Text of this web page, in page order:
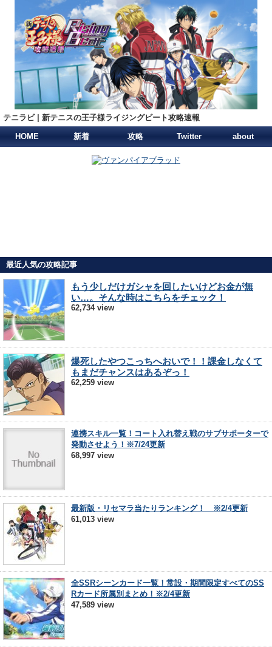
テニラビ | 新テニスの王子様ライジングビート攻略速報
HOME 新着 攻略 Twitter about
最近人気の攻略記事
もう少しだけガシャを回したいけどお金が無
い…。そんな時はこちらをチェック！
62,734 view
爆死したやつこっちへおいで！！課金しなくて
もまだチャンスはあるぞっ！
62,259 view
連携スキル一覧！コート入れ替え戦のサブサポーターで
発動させよう！※7/24更新
68,997 view
最新版・リセマラ当たりランキング！ ※2/4更新
61,013 view
全SSRシーンカード一覧！常設・期間限定すべてのSS
Rカード所属別まとめ！※2/4更新
47,589 view